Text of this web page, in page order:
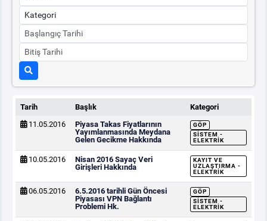
Tarih Başlık
Kategori
11.05.2016
Piyasa Takas Fiyatlarının
Yayımlanmasında Meydana
Gelen Gecikme Hakkında
GÖP
SISTEM -
ELEKTRIK
10.05.2016
Nisan 2016 Sayaç Veri
Girişleri Hakkında
KAYIT VE
UZLAŞTIRMA -
ELEKTRIK
06.05.2016
6.5.2016 tarihli Gün Öncesi
Piyasası VPN Bağlantı
Problemi Hk.
GÖP
SISTEM -
ELEKTRIK